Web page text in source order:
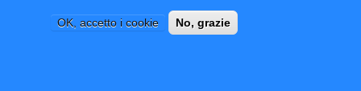
OK, accetto i cookie No, grazie